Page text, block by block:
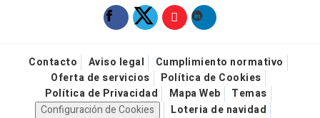
Contacto Aviso legal
Cumplimiento normativo
Oferta de servicios
Política de Cookies
Política de Privacidad
Mapa Web
Temas
Configuración de Cookies
Loteria de navidad